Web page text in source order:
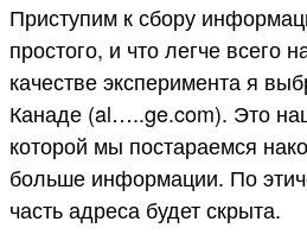
Приступим к сбору
простого, и что легче всего
качестве эксперимента я
Канаде (al…..ge.com). Это
которой мы постараемся
больше информации. По
часть адреса будет скрыта.